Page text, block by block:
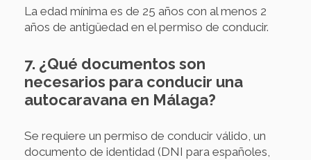
La edad mínima es de 25 años con al menos 2
años de antigüedad en el permiso de conducir.
7. ¿Qué documentos son
necesarios para conducir una
autocaravana en Málaga?
Se requiere un permiso de conducir válido, un
documento de identidad (DNI para españoles,